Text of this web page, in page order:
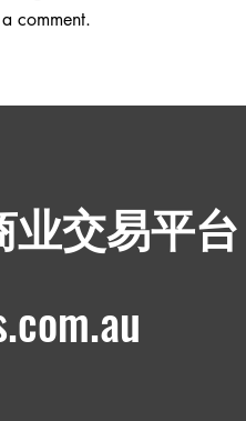
comment.
业交易平台